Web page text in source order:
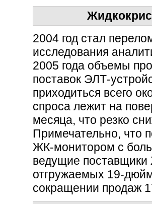
2004 год стал
исследования
2005 года объемы
поставок ЭЛТ-
приходиться всего
спроса лежит на
месяца, что резко
Примечательно, что
ЖК-монитором с
ведущие поставщики
отгружаемых 19-
сокращении продаж